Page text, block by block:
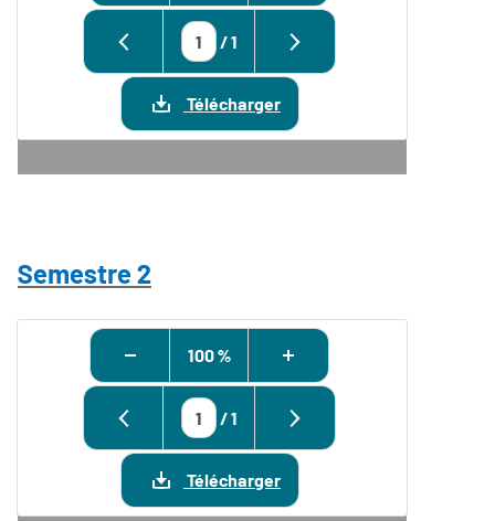
/1
Télécharger
Semestre 2
100 %
/1
Télécharger